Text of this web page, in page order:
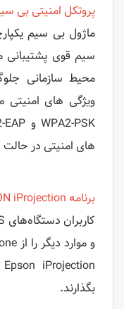
پروتکل امنیتی بی
ماژول بی سیم
سیم قوی
محیط سازمانی
های امنیتی در
برنامه EPSON iProjection از طریق پروژکتور شبکه ای
بگذارند.